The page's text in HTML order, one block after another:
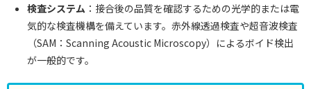
検査システム：接合後の品質を確認するための光学的または電
気的な検査機構を備えています。赤外線透過検査や超音波検査
（SAM：Scanning Acoustic Microscopy）によるボイド検出
が一般的です。